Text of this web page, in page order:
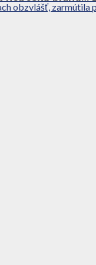
obzvlášť, zarmútila